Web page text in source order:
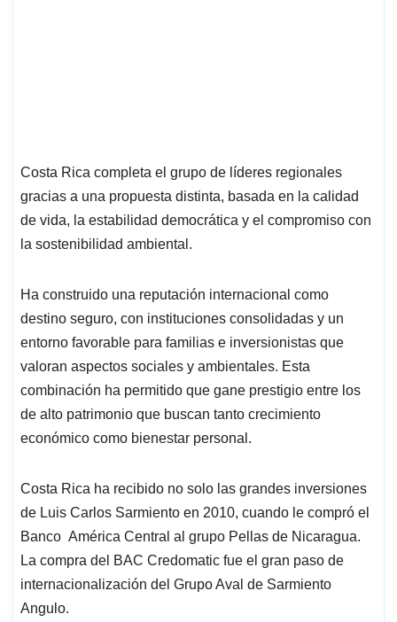
Costa Rica completa el grupo de líderes regionales
gracias a una propuesta distinta, basada en la calidad
de vida, la estabilidad democrática y el compromiso con
la sostenibilidad ambiental.
Ha construido una reputación internacional como
destino seguro, con instituciones consolidadas y un
entorno favorable para familias e inversionistas que
valoran aspectos sociales y ambientales. Esta
combinación ha permitido que gane prestigio entre los
de alto patrimonio que buscan tanto crecimiento
económico como bienestar personal.
Costa Rica ha recibido no solo las grandes inversiones
de Luis Carlos Sarmiento en 2010, cuando le compró el
Banco América Central al grupo Pellas de Nicaragua.
La compra del BAC Credomatic fue el gran paso de
internacionalización del Grupo Aval de Sarmiento
Angulo.